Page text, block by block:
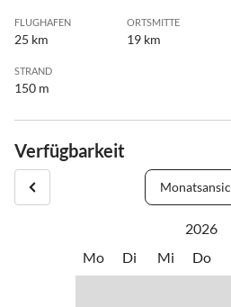
FLUGHAFEN
25 km
ORTSMITTE
19 km
STRAND
150 m
Verfügbarkeit
2026
Mo
Di Mi Do